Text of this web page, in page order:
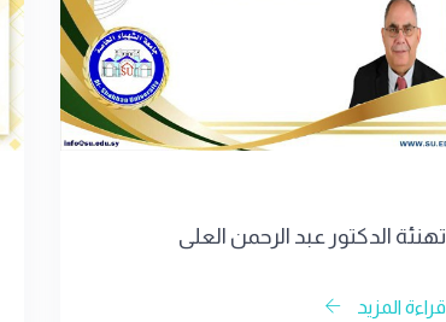
تهنئة الدكتور عبد الرحمن العلي
قراءة المزيد